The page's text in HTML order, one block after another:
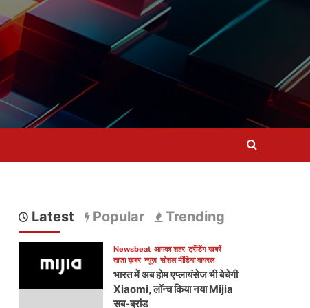
Latest Popular Trending
Newsbeat आपका शहर ट्रेंडिंग खबरें
ताज़ा ख़बर न्यूज़ सोशल मीडिया वायरल
भारत में अब होम एप्लायंसेज भी बेचेगी
Xiaomi, लॉन्च किया नया Mijia
सब-ब्रांड